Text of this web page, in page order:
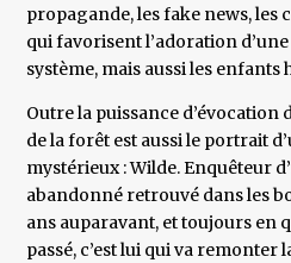
propagande, les fake news, les
qui favorisent l’adoration
système, mais aussi les enfants
Outre la puissance d’évocation
de la forêt est aussi le portrait
mystérieux : Wilde. Enquêteur
abandonné retrouvé dans les
ans auparavant, et toujours en
passé, c’est lui qui va remonter